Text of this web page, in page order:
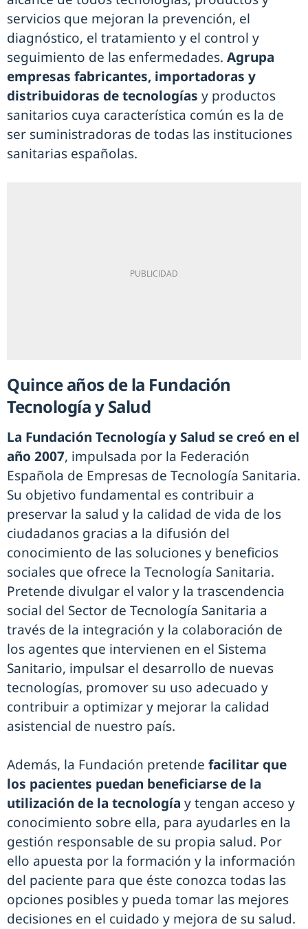
servicios que mejoran la prevención, el
diagnóstico, el tratamiento y el control y
seguimiento de las enfermedades. Agrupa
empresas fabricantes, importadoras y
distribuidoras de tecnologías y productos
sanitarios cuya característica común es la de
ser suministradoras de todas las instituciones
sanitarias españolas.
Quince años de la Fundación
Tecnología y Salud
La Fundación Tecnología y Salud se creó en el
año 2007, impulsada por la Federación
Española de Empresas de Tecnología Sanitaria.
Su objetivo fundamental es contribuir a
preservar la salud y la calidad de vida de los
ciudadanos gracias a la difusión del
conocimiento de las soluciones y beneficios
sociales que ofrece la Tecnología Sanitaria.
Pretende divulgar el valor y la trascendencia
social del Sector de Tecnología Sanitaria a
través de la integración y la colaboración de
los agentes que intervienen en el Sistema
Sanitario, impulsar el desarrollo de nuevas
tecnologías, promover su uso adecuado y
contribuir a optimizar y mejorar la calidad
asistencial de nuestro país.
Además, la Fundación pretende facilitar que
los pacientes puedan beneficiarse de la
utilización de la tecnología y tengan acceso y
conocimiento sobre ella, para ayudarles en la
gestión responsable de su propia salud. Por
ello apuesta por la formación y la información
del paciente para que éste conozca todas las
opciones posibles y pueda tomar las mejores
decisiones en el cuidado y mejora de su salud.